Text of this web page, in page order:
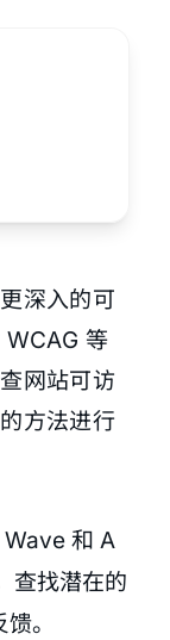
深入的可
WCAG 等
网站可访
方法进行
和 A
查找潜在的
。